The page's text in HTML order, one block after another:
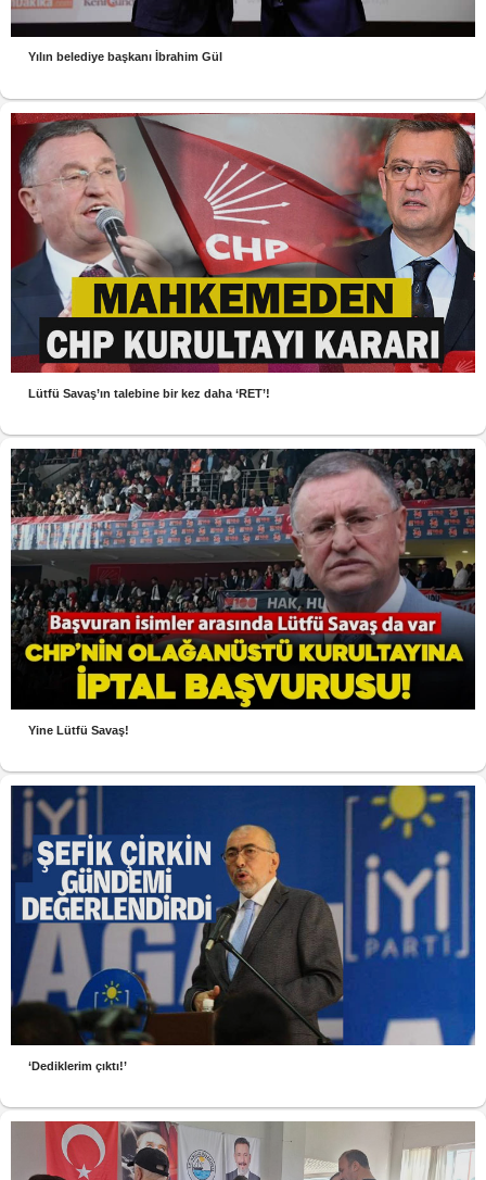
Yılın belediye başkanı İbrahim Gül
Lütfü Savaş’ın talebine bir kez daha ‘RET’!
Yine Lütfü Savaş!
‘Dediklerim çıktı!’